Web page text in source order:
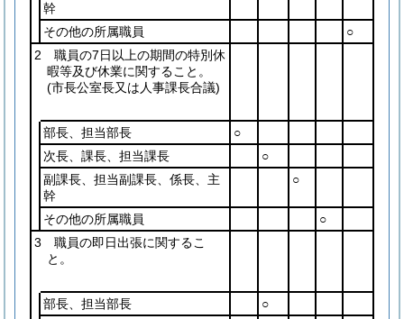
幹
その他の所属職員
○
2 職員の7日以上の期間の特別休
暇等及び休業に関すること。
(市長公室長又は人事課長合議)
部長、担当部長
○
次長、課長、担当課長
○
副課長、担当副課長、係長、主
幹
○
その他の所属職員
○
3 職員の即日出張に関するこ
と。
部長、担当部長
○